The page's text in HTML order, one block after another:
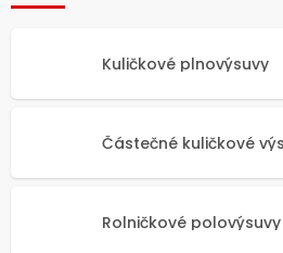
Kuličkové plnovýsuvy
Částečné kuličkové
Rolničkové polovýsuvy